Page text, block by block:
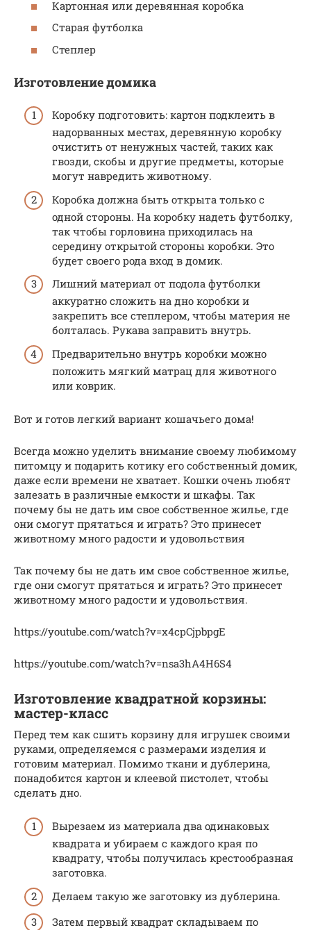
Картонная или деревянная коробка
Старая футболка
Степлер
Изготовление домика
Коробку подготовить: картон подклеить в
надорванных местах, деревянную коробку
очистить от ненужных частей, таких как
гвозди, скобы и другие предметы, которые
могут навредить животному.
Коробка должна быть открыта только с
одной стороны. На коробку надеть футболку,
так чтобы горловина приходилась на
середину открытой стороны коробки. Это
будет своего рода вход в домик.
Лишний материал от подола футболки
аккуратно сложить на дно коробки и
закрепить все степлером, чтобы материя не
болталась. Рукава заправить внутрь.
Предварительно внутрь коробки можно
положить мягкий матрац для животного
или коврик.
Вот и готов легкий вариант кошачьего дома!
Всегда можно уделить внимание своему любимому
питомцу и подарить котику его собственный домик,
даже если времени не хватает. Кошки очень любят
залезать в различные емкости и шкафы. Так
почему бы не дать им свое собственное жилье, где
они смогут прятаться и играть? Это принесет
животному много радости и удовольствия
Так почему бы не дать им свое собственное жилье,
где они смогут прятаться и играть? Это принесет
животному много радости и удовольствия.
https://youtube.com/watch?v=x4cpCjpbpgE
https://youtube.com/watch?v=nsa3hA4H6S4
Изготовление квадратной корзины:
мастер-класс
Перед тем как сшить корзину для игрушек своими
руками, определяемся с размерами изделия и
готовим материал. Помимо ткани и дублерина,
понадобится картон и клеевой пистолет, чтобы
сделать дно.
Вырезаем из материала два одинаковых
квадрата и убираем с каждого края по
квадрату, чтобы получилась крестообразная
заготовка.
Делаем такую же заготовку из дублерина.
Затем первый квадрат складываем по